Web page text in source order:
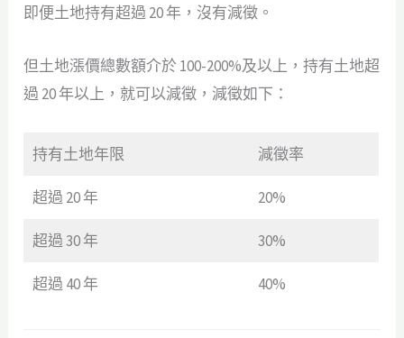
即便土地持有超過 20 年，沒有減徵。
但土地漲價總數額介於 100-200%及以上，持有土地超
過 20 年以上，就可以減徵，減徵如下：
持有土地年限 減徵率
超過 20 年 20%
超過 30 年 30%
超過 40 年 40%